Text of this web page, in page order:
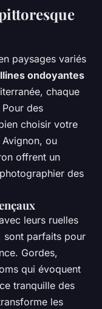
paysages variés
ondoyantes
chaque
des
choisir votre
ou
offrent un
des
leurs ruelles
sont parfaits pour
Gordes,
qui évoquent
tranquille des
les